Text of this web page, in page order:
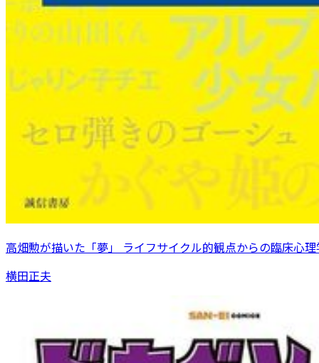
高畑勲が描いた「夢」 ライフサイクル的観点からの臨床心
横田正夫